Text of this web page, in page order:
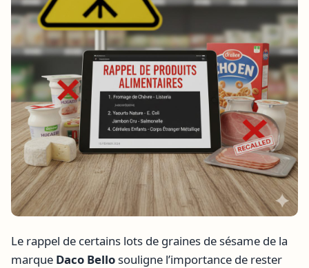
Le rappel de certains lots de graines de sésame de la
marque Daco Bellosouligne l’importance de rester